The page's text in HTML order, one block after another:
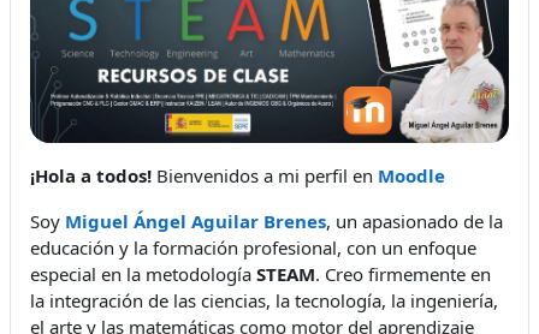
¡Hola a todos! Bienvenidos a mi perfil en Moodle
Soy Miguel Ángel Aguilar Brenes, un apasionado de la
educación y la formación profesional, con un enfoque
especial en la metodología STEAM. Creo firmemente en
la integración de las ciencias, la tecnología, la ingeniería,
el arte y las matemáticas como motor del aprendizaje